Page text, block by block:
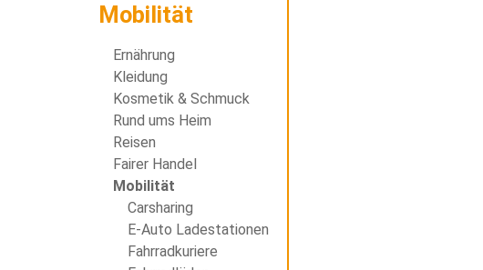
Mobilität
Ernährung
Kleidung
Kosmetik & Schmuck
Rund ums Heim
Reisen
Fairer Handel
Mobilität
Carsharing
E-Auto Ladestationen
Fahrradkuriere